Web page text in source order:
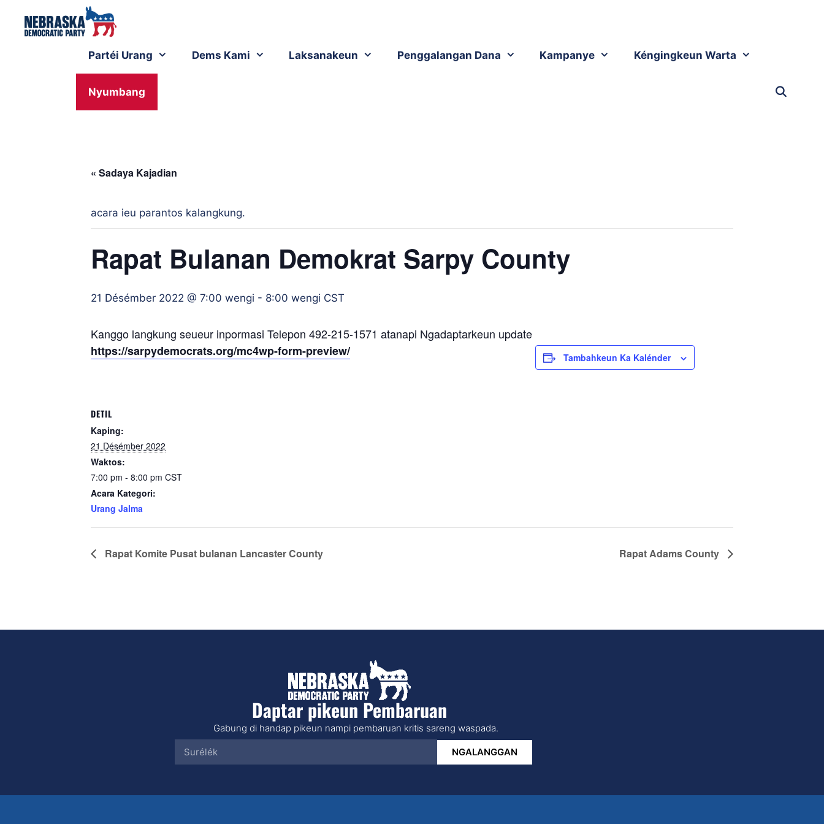
Partéi Urang Dems Kami Laksanakeun Penggalangan Dana Kampanye Kéngingkeun Warta
Nyumbang
« Sadaya Kajadian
acara ieu parantos kalangkung.
Rapat Bulanan Demokrat Sarpy County
21 Désémber 2022 @ 7:00 wengi - 8:00 wengi CST
Kanggo langkung seueur inpormasi Telepon 492-215-1571 atanapi Ngadaptarkeun update
https://sarpydemocrats.org/mc4wp-form-preview/
Tambahkeun Ka Kalénder
DETIL
Kaping:
21 Désémber 2022
Waktos:
7:00 pm - 8:00 pm CST
Acara Kategori:
Urang Jalma
Rapat Komite Pusat bulanan Lancaster County Rapat Adams County
Daptar pikeun Pembaruan
Gabung di handap pikeun nampi pembaruan kritis sareng waspada.
NGALANGGAN